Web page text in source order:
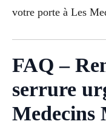
votre porte à Les
FAQ –
serrure
Medecins